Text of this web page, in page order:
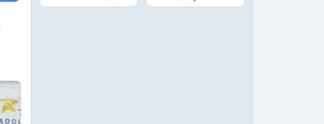
Tartışması!
Burkay